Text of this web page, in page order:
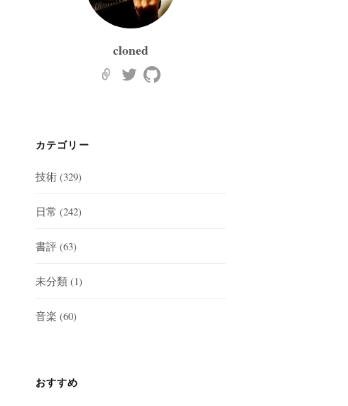
cloned
カテゴリー
技術 (329)
日常 (242)
書評 (63)
未分類 (1)
音楽 (60)
おすすめ